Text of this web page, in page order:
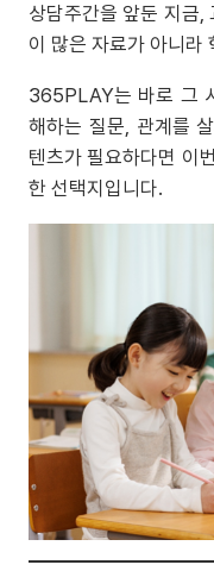
상담주간을 앞둔 지금,
이 많은 자료가 아니라
365PLAY는 바로 그
해하는 질문, 관계를
텐츠가 필요하다면 이
한 선택지입니다.